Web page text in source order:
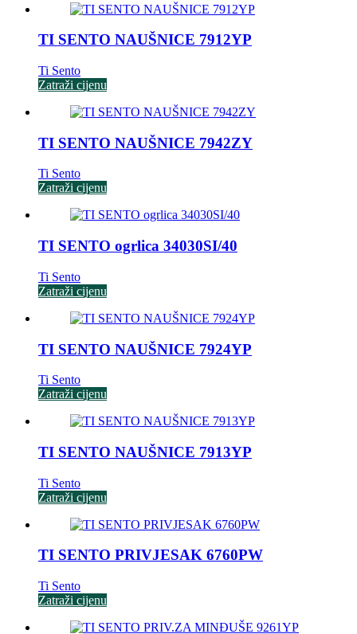
TI SENTO NAUŠNICE 7912YP
Ti Sento
Zatraži cijenu
TI SENTO NAUŠNICE 7942ZY
Ti Sento
Zatraži cijenu
TI SENTO ogrlica 34030SI/40
Ti Sento
Zatraži cijenu
TI SENTO NAUŠNICE 7924YP
Ti Sento
Zatraži cijenu
TI SENTO NAUŠNICE 7913YP
Ti Sento
Zatraži cijenu
TI SENTO PRIVJESAK 6760PW
Ti Sento
Zatraži cijenu